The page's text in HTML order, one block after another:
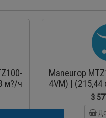
м?/ч
Maneurop
4VM) |
ч
3